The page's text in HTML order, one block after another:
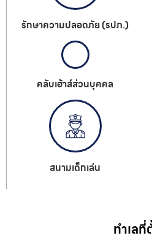
รักษาความปลอดภัย (รปภ.)
คลับเฮ้าส์ส่วนบุคคล
สนามเด็กเล่น
ทำเลที่